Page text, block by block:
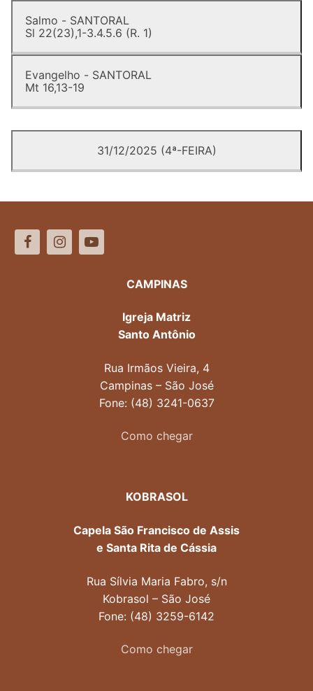
Salmo - SANTORAL
Sl 22(23),1-3.4.5.6 (R. 1)
Evangelho - SANTORAL
Mt 16,13-19
31/12/2025 (4ª-FEIRA)
CAMPINAS
Igreja Matriz
Santo Antônio
Rua Irmãos Vieira, 4
Campinas – São José
Fone: (48) 3241-0637
Como chegar
KOBRASOL
Capela São Francisco de Assis
e Santa Rita de Cássia
Rua Sílvia Maria Fabro, s/n
Kobrasol – São José
Fone: (48) 3259-6142
Como chegar